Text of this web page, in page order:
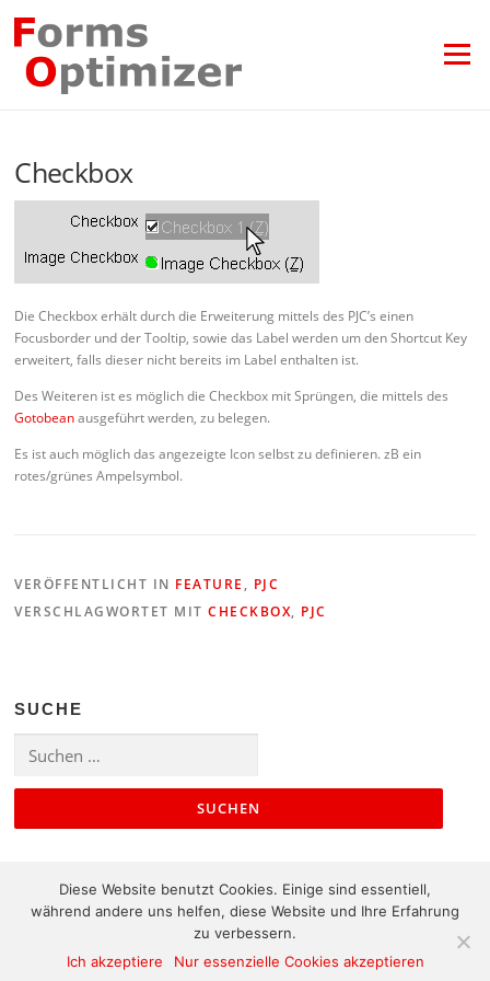
Inhalt
springen
Menü
Checkbox
Die Checkbox erhält durch die Erweiterung mittels des PJC’s einen
Focusborder und der Tooltip, sowie das Label werden um den Shortcut Key
erweitert, falls dieser nicht bereits im Label enthalten ist.
Des Weiteren ist es möglich die Checkbox mit Sprüngen, die mittels des
Gotobeanausgeführt werden, zu belegen.
Es ist auch möglich das angezeigte Icon selbst zu definieren. zB ein
rotes/grünes Ampelsymbol.
VERÖFFENTLICHT IN FEATURE , PJC
VERSCHLAGWORTET MITCHECKBOX, PJC
SUCHE
nach:
Kontakt| Impressum |Sitemap
Diese Website benutzt Cookies. Einige sind essentiell,
während andere uns helfen, diese Website und Ihre Erfahrung
zu verbessern.
Ich akzeptiere
Nur essenzielle Cookies akzeptieren